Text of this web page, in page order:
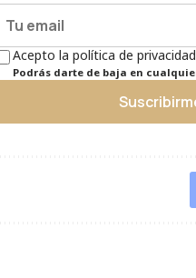
Acepto la política de
Podrás darte de baja en